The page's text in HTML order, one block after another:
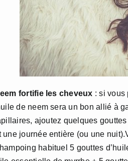
fortifie les cheveux : si vous
de neem sera un bon allié à
ajoutez quelques
une journée entière (ou une
habituel 5 gouttes